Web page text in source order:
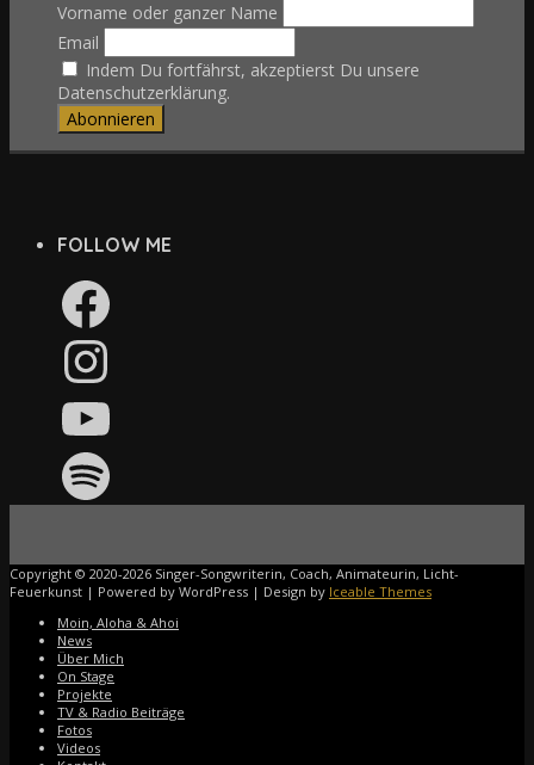
Vorname oder ganzer Name
Email
Indem Du fortfährst, akzeptierst Du unsere
Datenschutzerklärung.
FOLLOW ME
Facebook
Instagram
YouTube
Spotify
Copyright © 2020-2026 Singer-Songwriterin, Coach, Animateurin, Licht-
Feuerkunst | Powered by WordPress | Design by Iceable Themes
Moin, Aloha & Ahoi
News
Über Mich
On Stage
Projekte
TV & Radio Beiträge
Fotos
Videos